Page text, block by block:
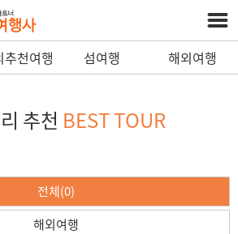
추천여행 섬여행 해외여행
추천 BEST TOUR
전체(0)
해외여행